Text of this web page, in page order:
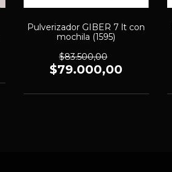
Pulverizador GIBER 7 lt con
mochila (1595)
$83.500,00
$79.000,00